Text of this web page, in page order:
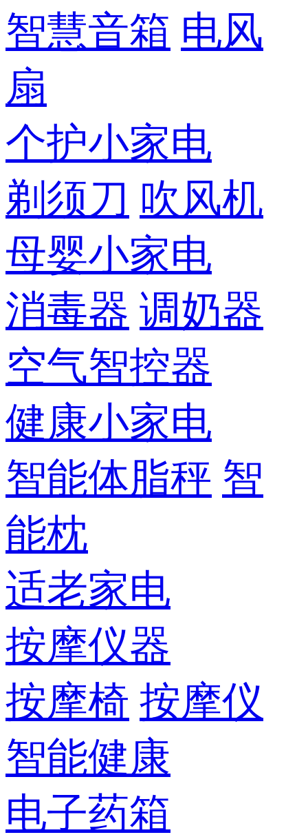
智慧音箱 电风
扇
个护小家电
剃须刀 吹风机
母婴小家电
消毒器 调奶器
空气智控器
健康小家电
智能体脂秤 智
能枕
适老家电
按摩仪器
按摩椅 按摩仪
智能健康
电子药箱